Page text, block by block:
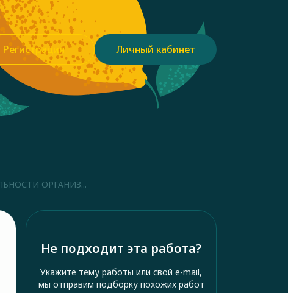
Регистрация Личный кабинет
ОРГАНИЗ...
Не подходит эта работа?
Укажите тему работы или свой e-mail,
мы отправим подборку похожих работ